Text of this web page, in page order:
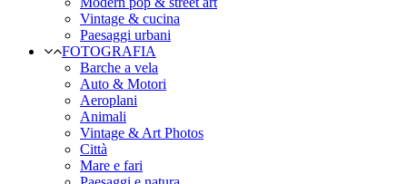
Vintage & cucina
Paesaggi urbani
FOTOGRAFIA
Barche a vela
Auto & Motori
Aeroplani
Animali
Vintage & Art Photos
Città
Mare e fari